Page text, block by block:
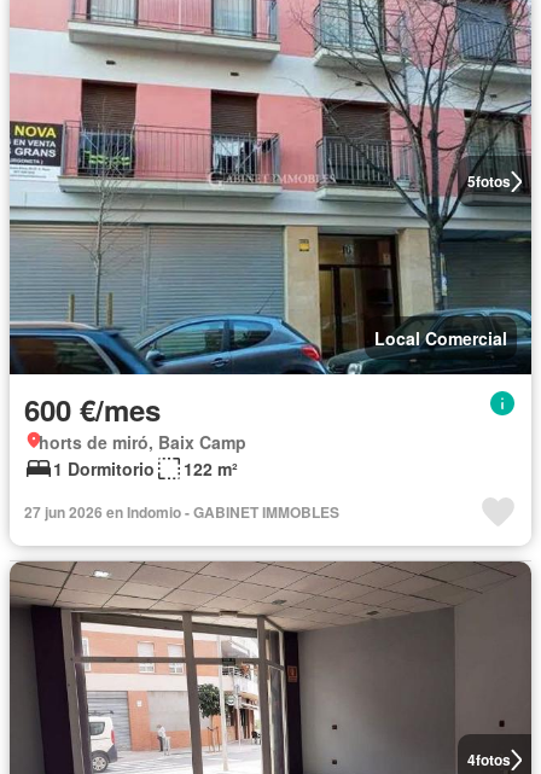
5fotos
Local Comercial
600 €/mes
horts de miró, Baix Camp
1 Dormitorio
122 m²
27 jun 2026 en Indomio - GABINET IMMOBLES
4fotos